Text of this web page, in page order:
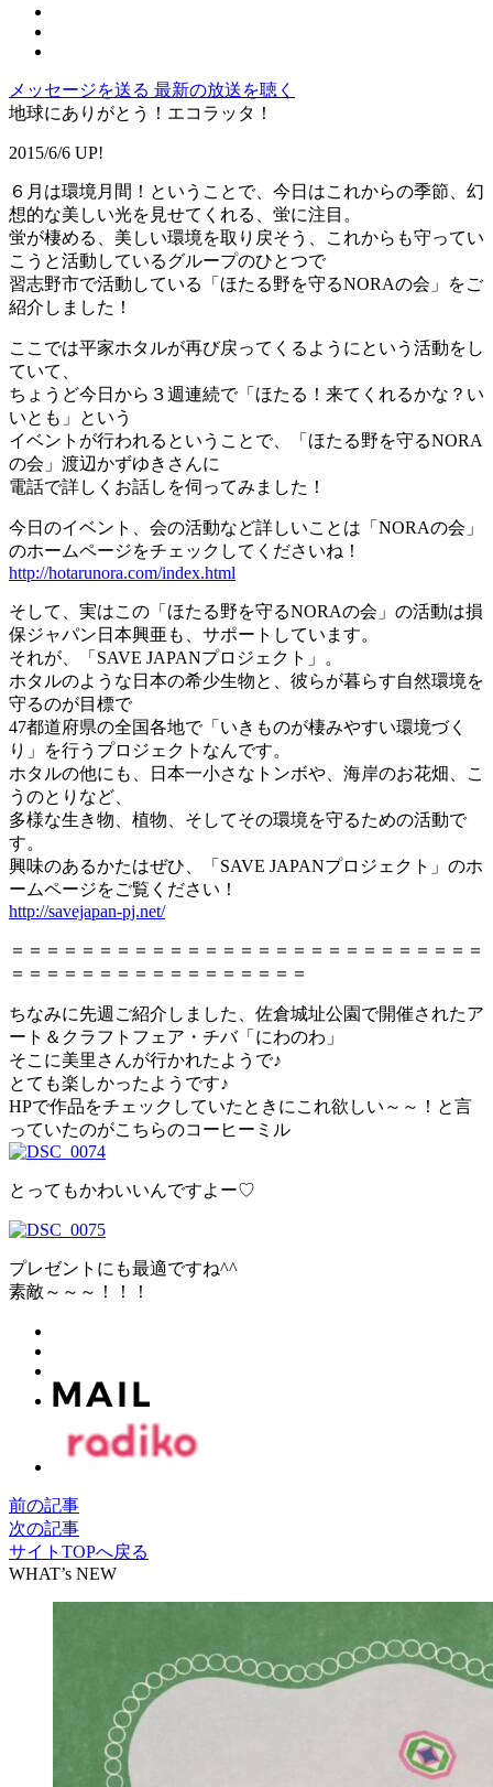
メッセージを送る 最新の放送を聴く
地球にありがとう！エコラッタ！
2015/6/6 UP!
６月は環境月間！ということで、今日はこれからの季節、幻
想的な美しい光を見せてくれる、蛍に注目。
蛍が棲める、美しい環境を取り戻そう、これからも守ってい
こうと活動しているグループのひとつで
習志野市で活動している「ほたる野を守るNORAの会」をご
紹介しました！
ここでは平家ホタルが再び戻ってくるようにという活動をし
ていて、
ちょうど今日から３週連続で「ほたる！来てくれるかな？い
いとも」という
イベントが行われるということで、「ほたる野を守るNORA
の会」渡辺かずゆきさんに
電話で詳しくお話しを伺ってみました！
今日のイベント、会の活動など詳しいことは「NORAの会」
のホームページをチェックしてくださいね！
http://hotarunora.com/index.html
そして、実はこの「ほたる野を守るNORAの会」の活動は損
保ジャパン日本興亜も、サポートしています。
それが、「SAVE JAPANプロジェクト」。
ホタルのような日本の希少生物と、彼らが暮らす自然環境を
守るのが目標で
47都道府県の全国各地で「いきものが棲みやすい環境づく
り」を行うプロジェクトなんです。
ホタルの他にも、日本一小さなトンボや、海岸のお花畑、こ
うのとりなど、
多様な生き物、植物、そしてその環境を守るための活動で
す。
興味のあるかたはぜひ、「SAVE JAPANプロジェクト」のホ
ームページをご覧ください！
http://savejapan-pj.net/
＝＝＝＝＝＝＝＝＝＝＝＝＝＝＝＝＝＝＝＝＝＝＝＝＝＝＝
＝＝＝＝＝＝＝＝＝＝＝＝＝＝＝＝＝
ちなみに先週ご紹介しました、佐倉城址公園で開催されたア
ート＆クラフトフェア・チバ「にわのわ」
そこに美里さんが行かれたようで♪
とても楽しかったようです♪
HPで作品をチェックしていたときにこれ欲しい～～！と言
っていたのがこちらのコーヒーミル
とってもかわいいんですよー♡
プレゼントにも最適ですね^^
素敵～～～！！！
前の記事
次の記事
サイトTOPへ戻る
WHAT’s NEW